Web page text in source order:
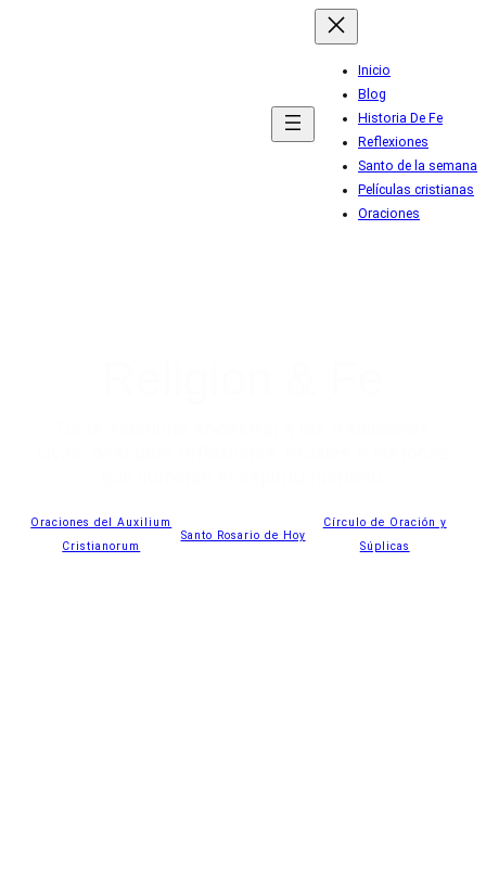
Inicio
Blog
Historia De Fe
Reflexiones
Santo de la semana
Películas cristianas
Oraciones
Oraciones del Auxilium
Cristianorum
Santo Rosario de Hoy
Círculo de Oración y
Súplicas